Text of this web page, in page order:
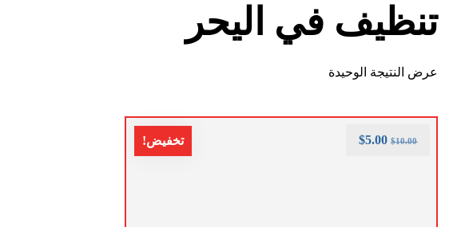
تنظيف في اليحر
عرض النتيجة الوحيدة
تخفيض! $10.00
$5.00